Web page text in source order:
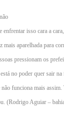
enfrentar isso cara a
mais aparelhada para
pressionam os
no poder quer sair
não funciona mais
(Rodrigo Aguiar –